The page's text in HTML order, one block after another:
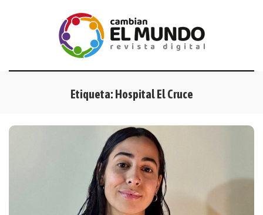
Etiqueta: Hospital El Cruce